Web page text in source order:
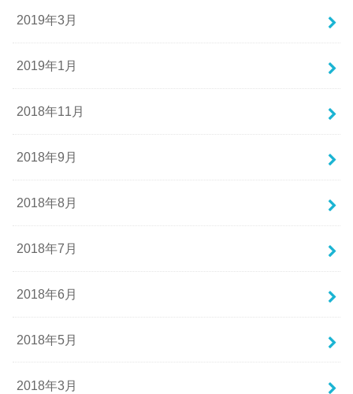
2019年3月
2019年1月
2018年11月
2018年9月
2018年8月
2018年7月
2018年6月
2018年5月
2018年3月